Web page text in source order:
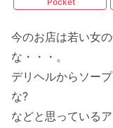
今のお店は若い女
な・・・。
デリヘルからソー
な?
などと思っている